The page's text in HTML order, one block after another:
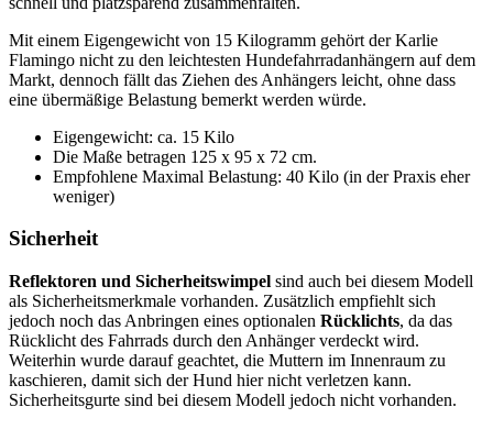
Mit einem Eigengewicht von 15 Kilogramm gehört der Karlie
Flamingo nicht zu den leichtesten Hundefahrradanhängern auf dem
Markt, dennoch fällt das Ziehen des Anhängers leicht, ohne dass
eine übermäßige Belastung bemerkt werden würde.
Eigengewicht: ca. 15 Kilo
Die Maße betragen 125 x 95 x 72 cm.
Empfohlene Maximal Belastung: 40 Kilo (in der Praxis eher
weniger)
Sicherheit
Reflektoren und Sicherheitswimpel sind auch bei diesem Modell
als Sicherheitsmerkmale vorhanden. Zusätzlich empfiehlt sich
jedoch noch das Anbringen eines optionalen Rücklichts, da das
Rücklicht des Fahrrads durch den Anhänger verdeckt wird.
Weiterhin wurde darauf geachtet, die Muttern im Innenraum zu
kaschieren, damit sich der Hund hier nicht verletzen kann.
Sicherheitsgurte sind bei diesem Modell jedoch nicht vorhanden.